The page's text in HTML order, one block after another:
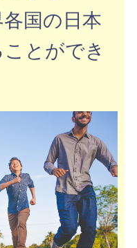
国の日本
とができ